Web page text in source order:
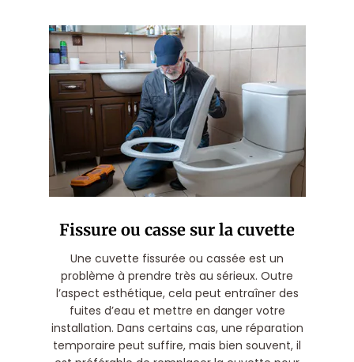
Fissure ou casse sur la cuvette
Une cuvette fissurée ou cassée est un
problème à prendre très au sérieux. Outre
l’aspect esthétique, cela peut entraîner des
fuites d’eau et mettre en danger votre
installation. Dans certains cas, une réparation
temporaire peut suffire, mais bien souvent, il